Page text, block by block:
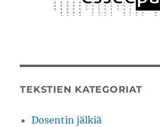
TEKSTIEN KATEGORIAT
Dosentin jälkiä